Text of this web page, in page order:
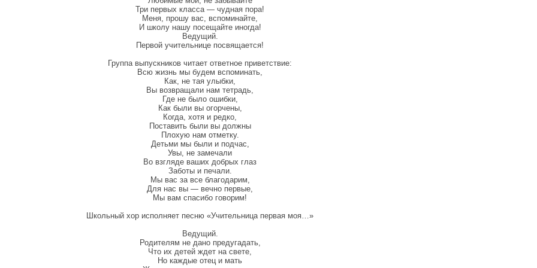
Три первых класса — чудная пора!
Меня, прошу вас, вспоминайте,
И школу нашу посещайте иногда!
Ведущий.
Первой учительнице посвящается!
Группа выпускников читает ответное приветствие:
Всю жизнь мы будем вспоминать,
Как, не тая улыбки,
Вы возвращали нам тетрадь,
Где не было ошибки,
Как были вы огорчены,
Когда, хотя и редко,
Поставить были вы должны
Плохую нам отметку.
Детьми мы были и подчас,
Увы, не замечали
Во взгляде ваших добрых глаз
Заботы и печали.
Мы вас за все благодарим,
Для нас вы — вечно первые,
Мы вам спасибо говорим!
Школьный хор исполняет песню «Учительница первая моя…»
Ведущий.
Родителям не дано предугадать,
Что их детей ждет на свете,
Но каждые отец и мать